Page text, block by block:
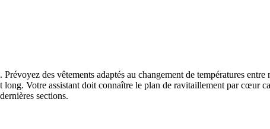
des vêtements adaptés au changement de températures
Votre assistant doit connaître le plan de ravitaillement par cœur
sections.